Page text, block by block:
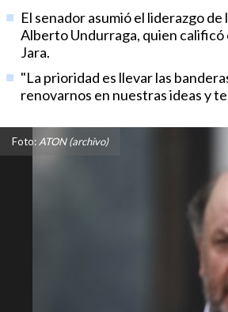
El senador asumió el liderazgo
Alberto Undurraga, quien calificó
Jara.
"La prioridad es llevar las
renovarnos en nuestras ideas y
Foto: ATON (archivo)